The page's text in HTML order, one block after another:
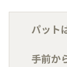
パット
手前か